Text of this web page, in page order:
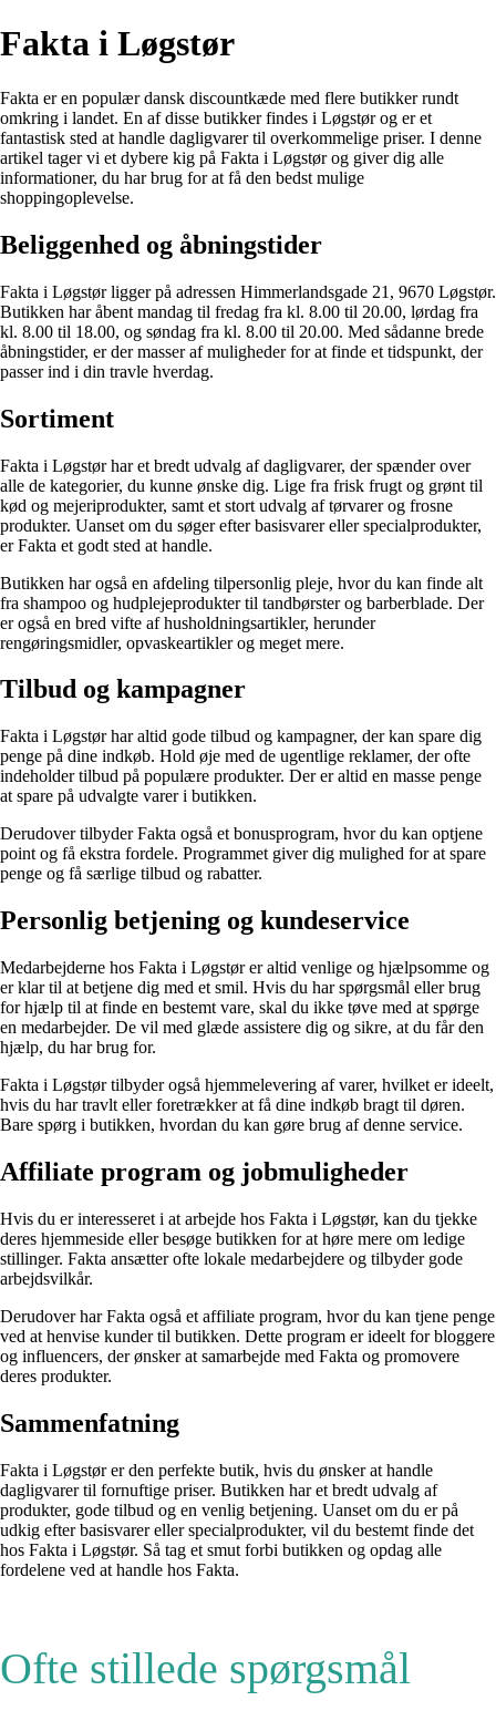
Fakta i Løgstør
Fakta er en populær dansk discountkæde med flere butikker rundt
omkring i landet. En af disse butikker findes i Løgstør og er et
fantastisk sted at handle dagligvarer til overkommelige priser. I denne
artikel tager vi et dybere kig på Fakta i Løgstør og giver dig alle
informationer, du har brug for at få den bedst mulige
shoppingoplevelse.
Beliggenhed og åbningstider
Fakta i Løgstør ligger på adressen Himmerlandsgade 21, 9670 Løgstør.
Butikken har åbent mandag til fredag fra kl. 8.00 til 20.00, lørdag fra
kl. 8.00 til 18.00, og søndag fra kl. 8.00 til 20.00. Med sådanne brede
åbningstider, er der masser af muligheder for at finde et tidspunkt, der
passer ind i din travle hverdag.
Sortiment
Fakta i Løgstør har et bredt udvalg af dagligvarer, der spænder over
alle de kategorier, du kunne ønske dig. Lige fra frisk frugt og grønt til
kød og mejeriprodukter, samt et stort udvalg af tørvarer og frosne
produkter. Uanset om du søger efter basisvarer eller specialprodukter,
er Fakta et godt sted at handle.
Butikken har også en afdeling tilpersonlig pleje, hvor du kan finde alt
fra shampoo og hudplejeprodukter til tandbørster og barberblade. Der
er også en bred vifte af husholdningsartikler, herunder
rengøringsmidler, opvaskeartikler og meget mere.
Tilbud og kampagner
Fakta i Løgstør har altid gode tilbud og kampagner, der kan spare dig
penge på dine indkøb. Hold øje med de ugentlige reklamer, der ofte
indeholder tilbud på populære produkter. Der er altid en masse penge
at spare på udvalgte varer i butikken.
Derudover tilbyder Fakta også et bonusprogram, hvor du kan optjene
point og få ekstra fordele. Programmet giver dig mulighed for at spare
penge og få særlige tilbud og rabatter.
Personlig betjening og kundeservice
Medarbejderne hos Fakta i Løgstør er altid venlige og hjælpsomme og
er klar til at betjene dig med et smil. Hvis du har spørgsmål eller brug
for hjælp til at finde en bestemt vare, skal du ikke tøve med at spørge
en medarbejder. De vil med glæde assistere dig og sikre, at du får den
hjælp, du har brug for.
Fakta i Løgstør tilbyder også hjemmelevering af varer, hvilket er ideelt,
hvis du har travlt eller foretrækker at få dine indkøb bragt til døren.
Bare spørg i butikken, hvordan du kan gøre brug af denne service.
Affiliate program og jobmuligheder
Hvis du er interesseret i at arbejde hos Fakta i Løgstør, kan du tjekke
deres hjemmeside eller besøge butikken for at høre mere om ledige
stillinger. Fakta ansætter ofte lokale medarbejdere og tilbyder gode
arbejdsvilkår.
Derudover har Fakta også et affiliate program, hvor du kan tjene penge
ved at henvise kunder til butikken. Dette program er ideelt for bloggere
og influencers, der ønsker at samarbejde med Fakta og promovere
deres produkter.
Sammenfatning
Fakta i Løgstør er den perfekte butik, hvis du ønsker at handle
dagligvarer til fornuftige priser. Butikken har et bredt udvalg af
produkter, gode tilbud og en venlig betjening. Uanset om du er på
udkig efter basisvarer eller specialprodukter, vil du bestemt finde det
hos Fakta i Løgstør. Så tag et smut forbi butikken og opdag alle
fordelene ved at handle hos Fakta.
Ofte stillede spørgsmål